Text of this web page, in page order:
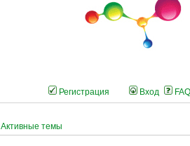
Регистрация Вход FAQ
Активные темы